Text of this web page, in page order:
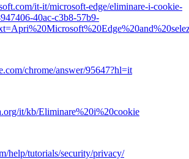
it-it/microsoft-edge/eliminare-i-cookie-
40ac-c3b8-57b9-
chrome/answer/95647?hl=it
it/kb/Eliminare%20i%20cookie
help/tutorials/security/privacy/